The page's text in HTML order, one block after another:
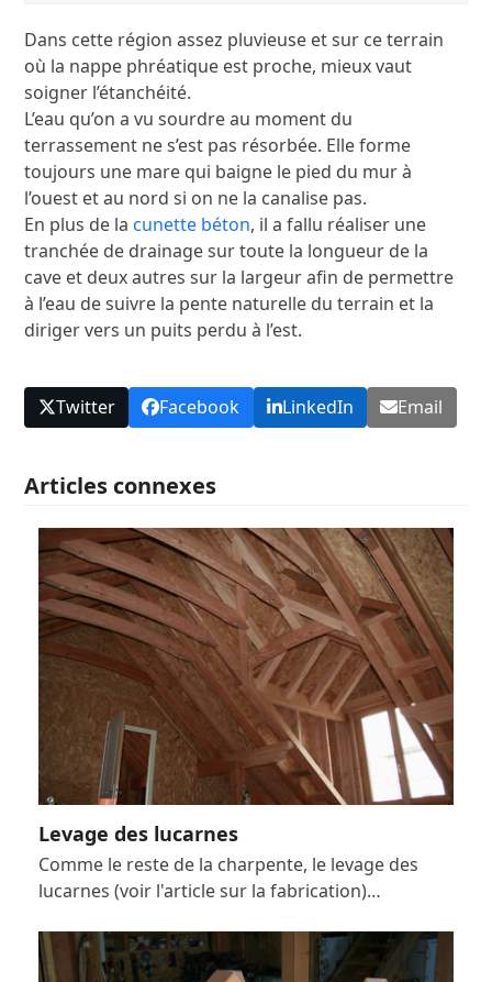
Dans cette région assez pluvieuse et sur ce terrain
où la nappe phréatique est proche, mieux vaut
soigner l’étanchéité.
L’eau qu’on a vu sourdre au moment du
terrassement ne s’est pas résorbée. Elle forme
toujours une mare qui baigne le pied du mur à
l’ouest et au nord si on ne la canalise pas.
En plus de lacunette béton, il a fallu réaliser une
tranchée de drainage sur toute la longueur de la
cave et deux autres sur la largeur afin de permettre
à l’eau de suivre la pente naturelle du terrain et la
diriger vers un puits perdu à l’est.
Twitter Facebook LinkedIn Email
Articles connexes
Levage des lucarnes
Comme le reste de la charpente, le levage des
lucarnes (voir l'article sur la fabrication)…